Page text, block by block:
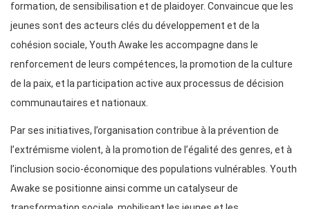
formation, de sensibilisation et de plaidoyer. Convaincue que les
jeunes sont des acteurs clés du développement et de la
cohésion sociale, Youth Awake les accompagne dans le
renforcement de leurs compétences, la promotion de la culture
de la paix, et la participation active aux processus de décision
communautaires et nationaux.
Par ses initiatives, l’organisation contribue à la prévention de
l’extrémisme violent, à la promotion de l’égalité des genres, et à
l’inclusion socio-économique des populations vulnérables. Youth
Awake se positionne ainsi comme un catalyseur de